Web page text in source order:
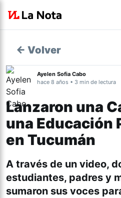
← Volver
Ayelen Sofia Cabo
hace 8 años • 3 min de lectura
Lanzaron una
una Educación
en Tucumán
A través de un video,
estudiantes, padres y
sumaron sus voces